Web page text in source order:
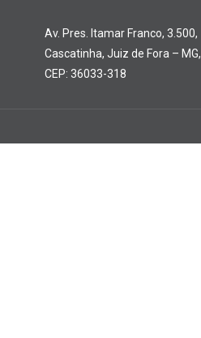
Av. Pres. Itamar Franco, 3.500,
Cascatinha, Juiz de Fora – MG,
CEP: 36033-318